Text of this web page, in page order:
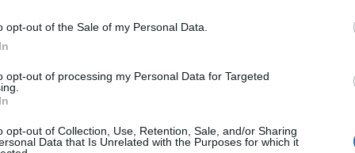
opt-out of the Sale of my Personal Data.
opt-out of processing my Personal Data for Targeted
opt-out of Collection, Use, Retention, Sale, and/or Sharing
Data that Is Unrelated with the Purposes for which it
első listavezető slágerében, az It's Not Unusual-ben 1965-ben.
hogy 54 évvel később még ilyen formában láthatjuk
TOVÁBB →